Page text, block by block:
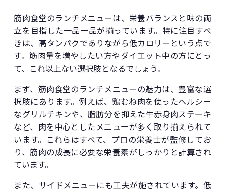
筋肉食堂のランチメニューは、栄養バランスと味の両
立を目指した一品一品が揃っています。特に注目すべ
きは、高タンパクでありながら低カロリーという点で
す。筋肉量を増やしたい方やダイエット中の方にとっ
て、これ以上ない選択肢となるでしょう。
まず、筋肉食堂のランチメニューの魅力は、豊富な選
択肢にあります。例えば、鶏むね肉を使ったヘルシー
なグリルチキンや、脂肪分を抑えた牛赤身肉ステーキ
など、肉を中心としたメニューが多く取り揃えられて
います。これらはすべて、プロの栄養士が監修してお
り、筋肉の成長に必要な栄養素がしっかりと計算され
ています。
また、サイドメニューにも工夫が施されています。低